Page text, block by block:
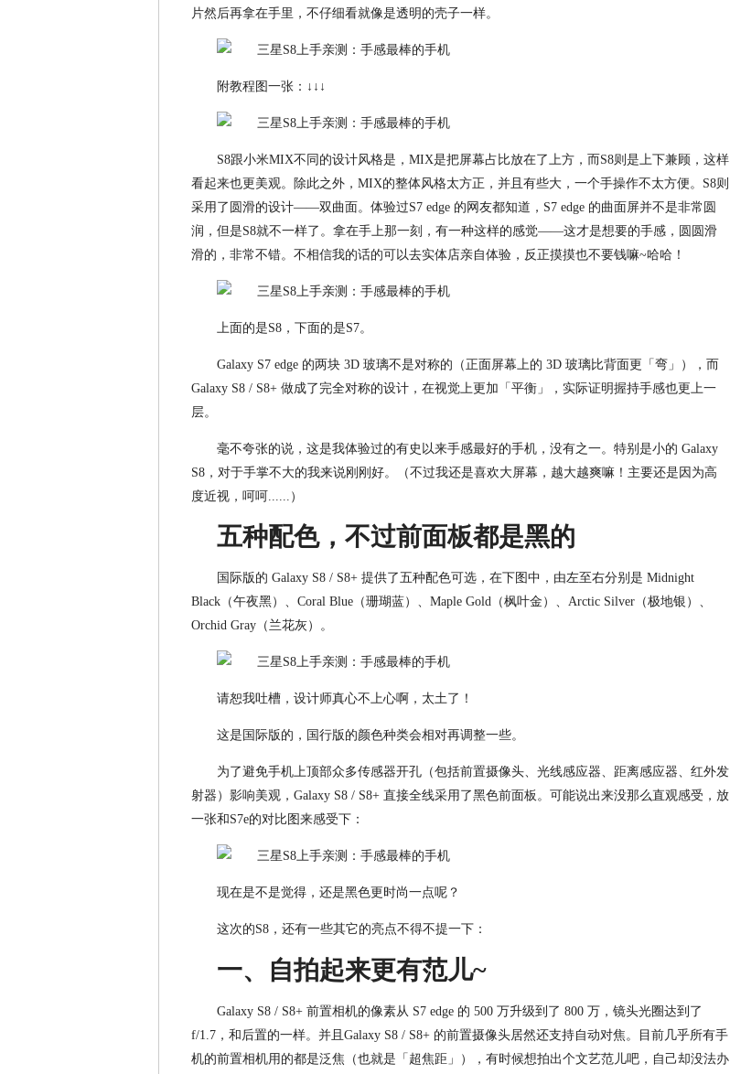
片然后再拿在手里，不仔细看就像是透明的壳子一样。
附教程图一张：↓↓↓
S8跟小米MIX不同的设计风格是，MIX是把屏幕占比放在了上方，而S8则是上下兼顾，这样
看起来也更美观。除此之外，MIX的整体风格太方正，并且有些大，一个手操作不太方便。S8则
采用了圆滑的设计——双曲面。体验过S7 edge 的网友都知道，S7 edge 的曲面屏并不是非常圆
润，但是S8就不一样了。拿在手上那一刻，有一种这样的感觉——这才是想要的手感，圆圆滑
滑的，非常不错。不相信我的话的可以去实体店亲自体验，反正摸摸也不要钱嘛~哈哈！
上面的是S8，下面的是S7。
Galaxy S7 edge 的两块 3D 玻璃不是对称的（正面屏幕上的 3D 玻璃比背面更「弯」），而
Galaxy S8 / S8+ 做成了完全对称的设计，在视觉上更加「平衡」，实际证明握持手感也更上一
层。
毫不夸张的说，这是我体验过的有史以来手感最好的手机，没有之一。特别是小的 Galaxy
S8，对于手掌不大的我来说刚刚好。（不过我还是喜欢大屏幕，越大越爽嘛！主要还是因为高
度近视，呵呵......）
五种配色，不过前面板都是黑的
国际版的 Galaxy S8 / S8+ 提供了五种配色可选，在下图中，由左至右分别是 Midnight
Black（午夜黑）、Coral Blue（珊瑚蓝）、Maple Gold（枫叶金）、Arctic Silver（极地银）、
Orchid Gray（兰花灰）。
请恕我吐槽，设计师真心不上心啊，太土了！
这是国际版的，国行版的颜色种类会相对再调整一些。
为了避免手机上顶部众多传感器开孔（包括前置摄像头、光线感应器、距离感应器、红外发
射器）影响美观，Galaxy S8 / S8+ 直接全线采用了黑色前面板。可能说出来没那么直观感受，放
一张和S7e的对比图来感受下：
现在是不是觉得，还是黑色更时尚一点呢？
这次的S8，还有一些其它的亮点不得不提一下：
一、自拍起来更有范儿~
Galaxy S8 / S8+ 前置相机的像素从 S7 edge 的 500 万升级到了 800 万，镜头光圈达到了
f/1.7，和后置的一样。并且Galaxy S8 / S8+ 的前置摄像头居然还支持自动对焦。目前几乎所有手
机的前置相机用的都是泛焦（也就是「超焦距」），有时候想拍出个文艺范儿吧，自己却没法办